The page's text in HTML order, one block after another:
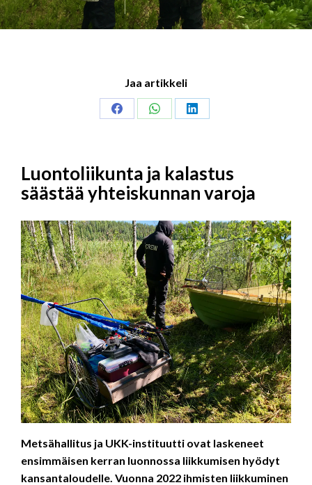
Jaa artikkeli
Share
Share
Share
Luontoliikunta ja kalastus
säästää yhteiskunnan varoja
Metsähallitus ja UKK-instituutti ovat laskeneet
ensimmäisen kerran luonnossa liikkumisen hyödyt
kansantaloudelle. Vuonna 2022 ihmisten liikkuminen